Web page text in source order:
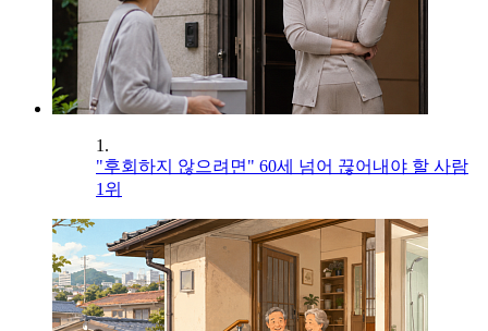
1.
"후회하지 않으려면" 60세 넘어 끊어내야 할 사람
1위